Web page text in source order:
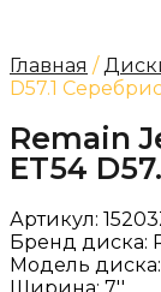
Главная /
D57.1
Remain
ET54
Артикул:
Бренд диска:
Модель